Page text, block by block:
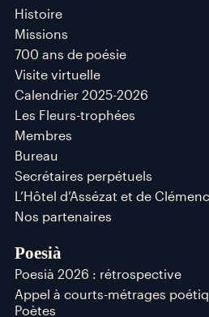
Histoire
Missions
700 ans de poésie
Visite virtuelle
Calendrier 2025-2026
Les Fleurs-trophées
Membres
Bureau
Secrétaires perpétuels
L’Hôtel d’Assézat et de
Nos partenaires
Poesià
Poesià 2026 : rétrospective
Appel à courts-métrages
Poètes